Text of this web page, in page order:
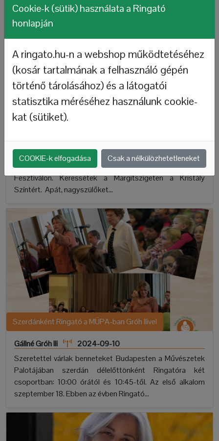
Ringató koncert és vetítés a Cinemira Nemzetközi
Gyerekfilm Fesztiválon
Ujvári Klára
2024-10-06
Szeretettel várja a kisgyermekes családokat Gróh Ili és
Gáll Viki október 12-én a Cinemira Nemzetközi Gyerekfilm
Fesztiválon. Keressétek a Margitszigeten a Kristály
Színtért. Apát, nagyszülőket...
Szerdánként Ringató a MÜPA-ban Gróh Ilivel
Gállné Gróh Ili
2024-09-10
Szeretettel várlak benneteket Budapesten a Művészetek
Palotájában szerdán délelőttönként Ringatóra két
csoportban: 10:00 órától és 10:45-től. Az első alkalom
szeptember 18. Ebben az évben Ringató...
Cookie-k (sütik) használata a Ringató
honlapján
A ringato.hu-n a webshop működtetéséhez
(kosár tartalmának a felhasználó gépén
történő tárolásához) és a látogatói
statisztika méréséhez használunk cookie-
kat (sütiket).
COOKIE-k elfogadása Csak a nélkülözhetetleneket